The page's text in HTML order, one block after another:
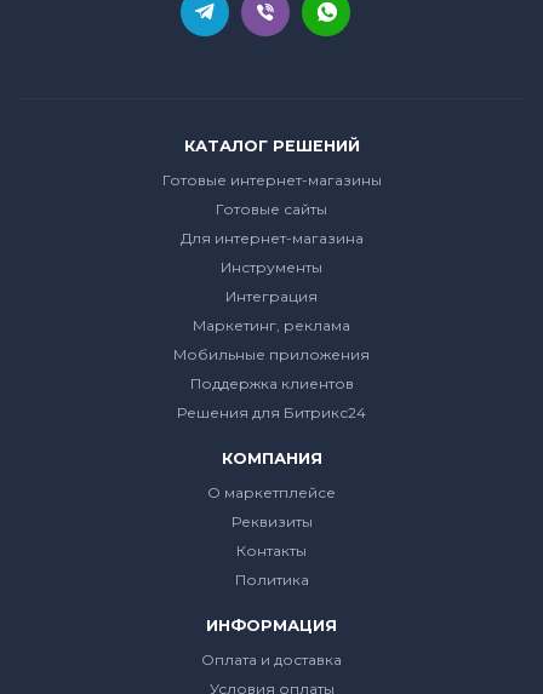
КАТАЛОГ РЕШЕНИЙ
Готовые интернет-магазины
Готовые сайты
Для интернет-магазина
Инструменты
Интеграция
Маркетинг, реклама
Мобильные приложения
Поддержка клиентов
Решения для Битрикс24
КОМПАНИЯ
О маркетплейсе
Реквизиты
Контакты
Политика
ИНФОРМАЦИЯ
Оплата и доставка
Условия оплаты